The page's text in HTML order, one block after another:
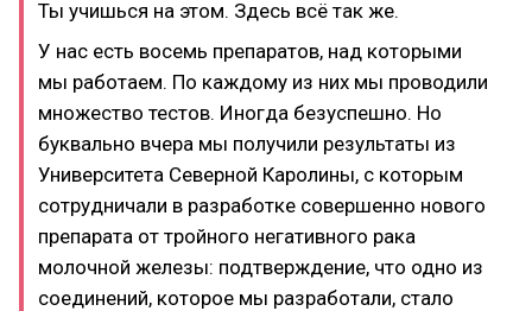
Ты учишься на этом. Здесь всё так же.
У нас есть восемь препаратов, над которыми
мы работаем. По каждому из них мы проводили
множество тестов. Иногда безуспешно. Но
буквально вчера мы получили результаты из
Университета Северной Каролины, с которым
сотрудничали в разработке совершенно нового
препарата от тройного негативного рака
молочной железы: подтверждение, что одно из
соединений, которое мы разработали, стало